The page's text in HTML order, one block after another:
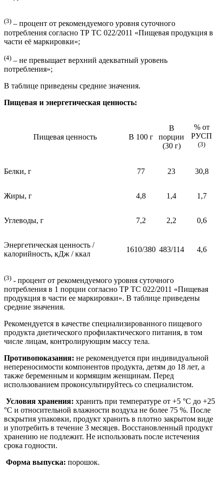
(3) – процент от рекомендуемого уровня суточного
потребления согласно ТР ТС 022/2011 «Пищевая продукция в
части её маркировки»;
(4) – не превыщает верхний адекватный уровень
потребления»;
В таблице приведены средние значения.
Пищевая и энергетическая ценность:
Пищевая ценность В 100 г
В
порции
(30 г)
% от
РУСП
(3)
Белки, г 77 23 30,8
Жиры, г 4,8 1,4 1,7
Углеводы, г 7,2 2,2 0,6
Энергетическая ценность /
калорийность, кДж / ккал
1610/380 483/114 4,6
(3) - процент от рекомендуемого уровня суточного
потребления в 1 порции согласно ТР ТС 022/2011 «Пищевая
продукция в части ее маркировки». В таблице приведены
средние значения.
Рекомендуется в качестве специализированного пищевого
продукта диетического профилактического питания, в том
числе лицам, контролирующим массу тела.
Противопоказания: не рекомендуется при индивидуальной
непереносимости компонентов продукта, детям до 18 лет, а
также беременным и кормящим женщинам. Перед
использованием проконсультируйтесь со специалистом.
Условия хранения: хранить при температуре от +5 °С до +25
°С и относительной влажности воздуха не более 75 %. После
вскрытия упаковки, продукт хранить в плотно закрытом виде
и употребить в течение 3 месяцев. Восстановленный продукт
хранению не подлежит. Не использовать после истечения
срока годности.
Форма выпуска: порошок.